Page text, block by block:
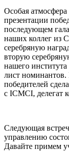
Особая
презентации
последующем
наших коллег из
серебряную
вторую
нашего
лист номинантов.
победителей
с ICMCI, делегат
Следующая
управлению
Давайте примем